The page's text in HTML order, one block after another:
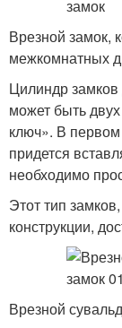
Врезной замок,
межкомнатных
Цилиндр замков
может быть
ключ». В первом
придется
необходимо
Этот тип
конструкции,
Врезной